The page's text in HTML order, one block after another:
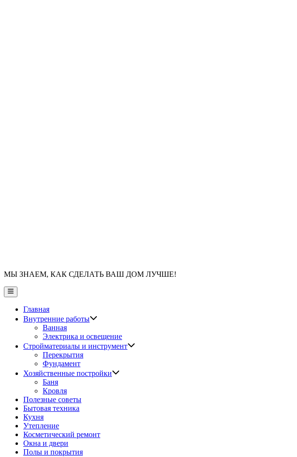
МЫ ЗНАЕМ, КАК СДЕЛАТЬ ВАШ ДОМ ЛУЧШЕ!
Главное
меню
Главная
Внутренние работы
Ванная
Электрика и освещение
Стройматериалы и инструмент
Перекрытия
Фундамент
Хозяйственные постройки
Баня
Кровля
Полезные советы
Бытовая техника
Кухня
Утепление
Косметический ремонт
Окна и двери
Полы и покрытия